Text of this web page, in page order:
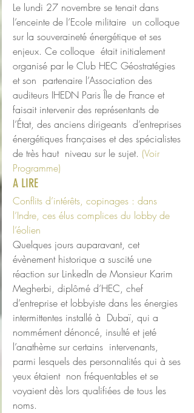
Le lundi 27 novembre se tenait dans
l’enceinte de l’Ecole militaire  un colloque
sur la souveraineté énergétique et ses
enjeux. Ce colloque  était initialement
organisé par le Club HEC Géostratégies
et son  partenaire l’Association des
auditeurs IHEDN Paris Île de France et
faisait intervenir des représentants de
l’État, des anciens dirigeants  d’entreprises
énergétiques françaises et des spécialistes
de très haut  niveau sur le sujet. (Voir
Programme)
A LIRE
Conflits d’intérêts, copinages : dans
l’Indre, ces élus complices du lobby de
l’éolien
Quelques jours auparavant, cet
évènement historique a suscité une
réaction sur LinkedIn de Monsieur Karim
Megherbi, diplômé d’HEC, chef
d’entreprise et lobbyiste dans les énergies
intermittentes installé à  Dubaï, qui a
nommément dénoncé, insulté et jeté
l’anathème sur certains  intervenants,
parmi lesquels des personnalités qui à ses
yeux étaient  non fréquentables et se
voyaient dès lors qualifiées de tous les
noms.